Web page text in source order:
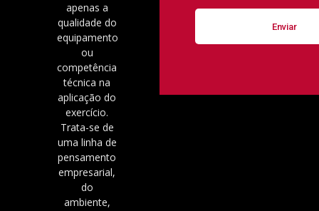
apenas a
qualidade do
equipamento
ou
competência
técnica na
aplicação do
exercício.
Trata-se de
uma linha de
pensamento
empresarial,
do
ambiente,